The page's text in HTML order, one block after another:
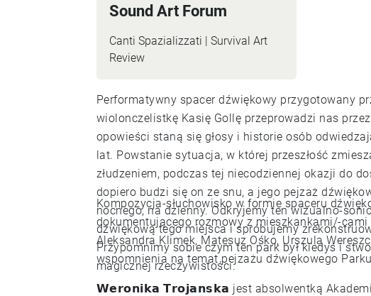
Sound Art Forum
Canti Spazializzati | Survival Art
Review
Performatywny spacer dźwiękowy przygotowany
wiolonczelistkę Kasię Gollę przeprowadzi nas
opowieści staną się głosy i historie osób
lat. Powstanie sytuacja, w której przeszłość
złudzeniem, podczas tej niecodziennej okazji do
dopiero budzi się on ze snu, a jego pejzaż
nocnego, na dzienny. Odkryjemy ten wizualno-
dźwiękową tego miejsca i spróbujemy
Przypomnimy sobie czym ten park był kiedyś i
magicznej rzeczywistości.
Kompozycja-słuchowisko w formie spaceru
dokumentującego rozmowy z mieszkankami/-cami
Aleksandra Klimek, Matesuz Ośko, Urszula
wspomnienia na temat pejzażu dźwiękowego
𝗪𝗲𝗿𝗼𝗻𝗶𝗸𝗮 𝗧𝗿𝗼𝗷𝗮𝗻𝘀𝗸𝗮 jest absolwentką